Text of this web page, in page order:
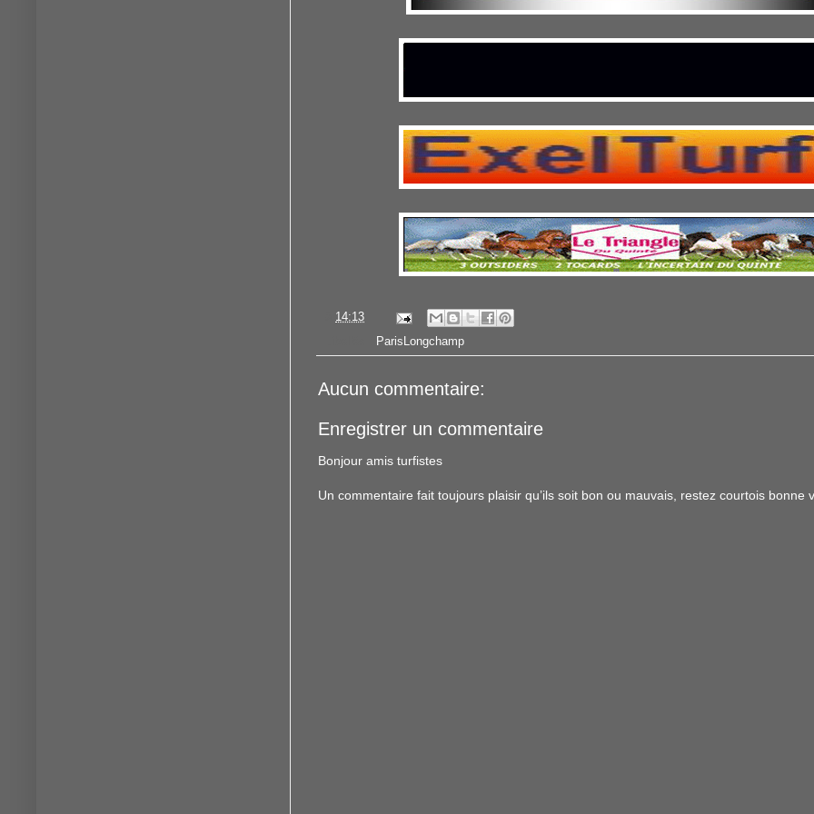
14:13
ParisLongchamp
Aucun commentaire:
Enregistrer un commentaire
Bonjour amis turfistes
Un commentaire fait toujours plaisir qu’ils soit bon ou mauvais, restez courtois bonne